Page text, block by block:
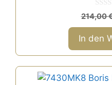
0
v
o
n
5
214,00
In den
Dieses